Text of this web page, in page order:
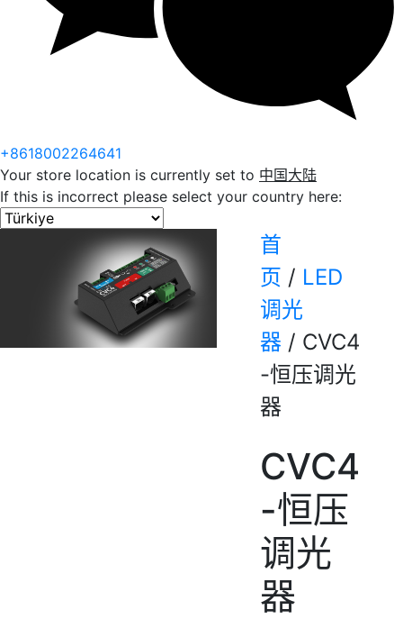
+8618002264641
Your store location is currently set to 中国大陆
If this is incorrect please select your country here:
首
页 / LED
调光
器 / CVC4
-恒压调光
器
CVC4
-恒压
调光
器